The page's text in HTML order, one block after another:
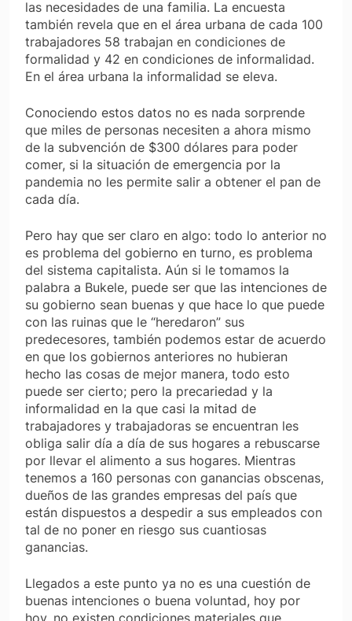
las necesidades de una familia. La encuesta
también revela que en el área urbana de cada 100
trabajadores 58 trabajan en condiciones de
formalidad y 42 en condiciones de informalidad.
En el área urbana la informalidad se eleva.
Conociendo estos datos no es nada sorprende
que miles de personas necesiten a ahora mismo
de la subvención de $300 dólares para poder
comer, si la situación de emergencia por la
pandemia no les permite salir a obtener el pan de
cada día.
Pero hay que ser claro en algo: todo lo anterior no
es problema del gobierno en turno, es problema
del sistema capitalista. Aún si le tomamos la
palabra a Bukele, puede ser que las intenciones de
su gobierno sean buenas y que hace lo que puede
con las ruinas que le “heredaron” sus
predecesores, también podemos estar de acuerdo
en que los gobiernos anteriores no hubieran
hecho las cosas de mejor manera, todo esto
puede ser cierto; pero la precariedad y la
informalidad en la que casi la mitad de
trabajadores y trabajadoras se encuentran les
obliga salir día a día de sus hogares a rebuscarse
por llevar el alimento a sus hogares. Mientras
tenemos a 160 personas con ganancias obscenas,
dueños de las grandes empresas del país que
están dispuestos a despedir a sus empleados con
tal de no poner en riesgo sus cuantiosas
ganancias.
Llegados a este punto ya no es una cuestión de
buenas intenciones o buena voluntad, hoy por
hoy, no existen condiciones materiales que